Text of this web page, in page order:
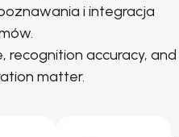
i integracja
recognition accuracy, and
matter.